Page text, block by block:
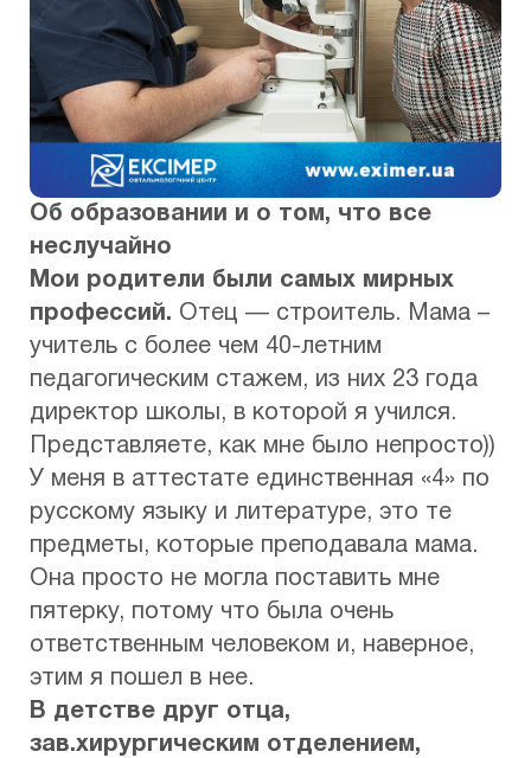
Об образовании и о том, что все
неслучайно
Мои родители были самых мирных
профессий. Отец — строитель. Мама –
учитель с более чем 40-летним
педагогическим стажем, из них 23 года
директор школы, в которой я учился.
Представляете, как мне было непросто))
У меня в аттестате единственная «4» по
русскому языку и литературе, это те
предметы, которые преподавала мама.
Она просто не могла поставить мне
пятерку, потому что была очень
ответственным человеком и, наверное,
этим я пошел в нее.
В детстве друг отца,
зав.хирургическим отделением,